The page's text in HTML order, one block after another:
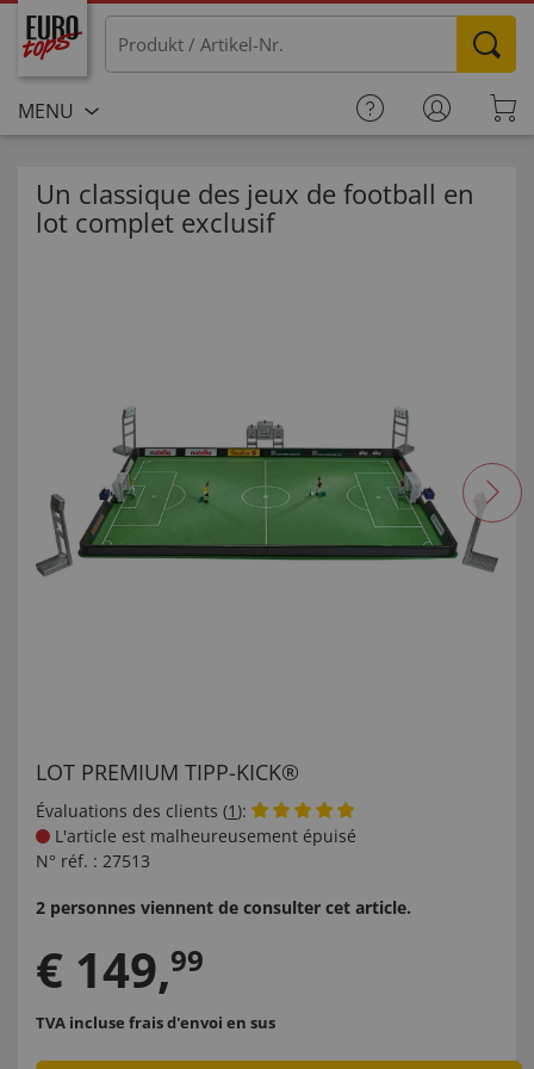
MENU
Un classique des jeux de football en
lot complet exclusif
LOT PREMIUM TIPP-KICK®
Évaluations des clients (1):
L'article est malheureusement épuisé
N° réf. : 27513
2 personnes viennent de consulter cet article.
€ 149,99
TVA incluse frais d'envoi en sus